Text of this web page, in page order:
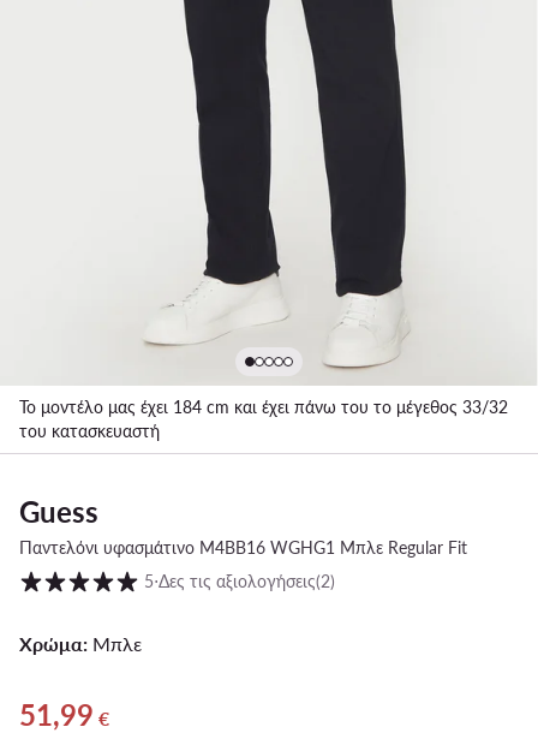
Το μοντέλο μας έχει 184 cm και έχει πάνω του το μέγεθος 33/32
του κατασκευαστή
Guess
Παντελόνι υφασμάτινο M4BB16 WGHG1 Μπλε Regular Fit
Βαθμολογία πελατών σε κλίμακα 1 έως 5
5⋅Δες τις αξιολογήσεις(2)
Χρώμα: Μπλε
Τρέχουσα τιμή 51,99 €
51,99 €